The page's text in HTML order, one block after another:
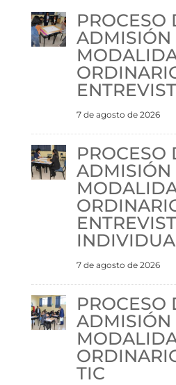
PROCESO
ADMISIÓN
7 de agosto de 2026
PROCESO
ADMISIÓN
7 de agosto de 2026
PROCESO
ADMISIÓN
TIC